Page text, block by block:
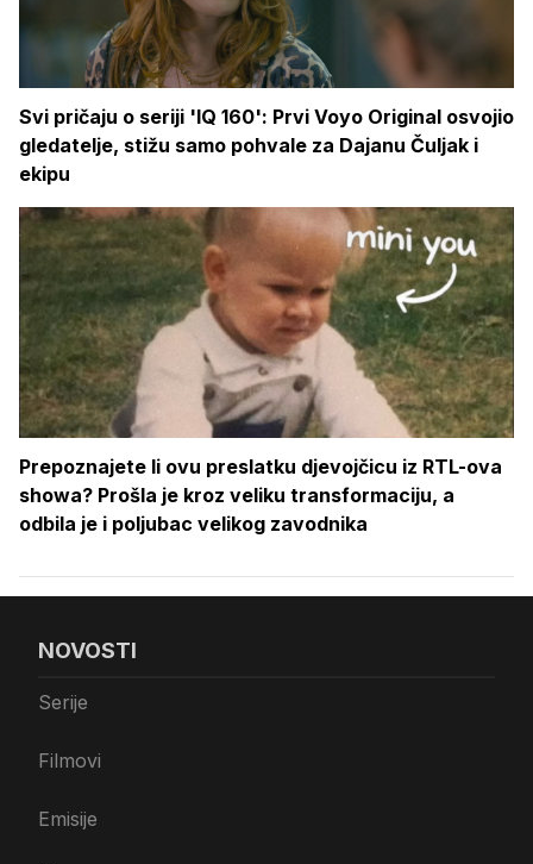
Svi pričaju o seriji 'IQ 160': Prvi Voyo Original osvojio
gledatelje, stižu samo pohvale za Dajanu Čuljak i
ekipu
Prepoznajete li ovu preslatku djevojčicu iz RTL-ova
showa? Prošla je kroz veliku transformaciju, a
odbila je i poljubac velikog zavodnika
NOVOSTI
Serije
Filmovi
Emisije